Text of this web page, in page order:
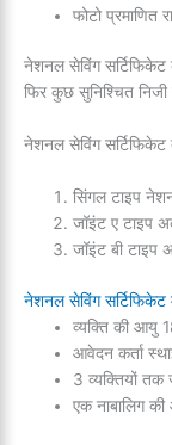
फोटो प्रमाणित
नेशनल सेविंग
फिर कुछ सुनिश्चित
नेशनल सेविंग सर्टिफिकेट
सिंगल टाइप
जॉइंट ए टाइप
जॉइंट बी टाइप
नेशनल सेविंग सर्टिफिकेट
व्यक्ति की आयु
आवेदन कर्ता
3 व्यक्तियों तक
एक नाबालिग